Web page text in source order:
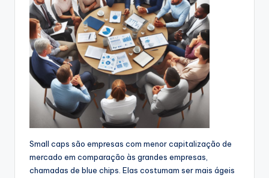
Small caps são empresas com menor capitalização de
mercado em comparação às grandes empresas,
chamadas de blue chips. Elas costumam ser mais ágeis